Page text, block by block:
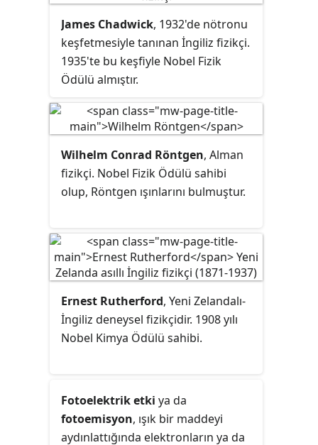
sıraladığında belli özelliklerin
tekrarlandığını fark etti. Özellikleri
tekrarlanan elementleri alt alta
yerleştirdi ve buna grup adını verdi.
James Chadwick, 1932'de nötronu
keşfetmesiyle tanınan İngiliz fizikçi.
1935'te bu keşfiyle Nobel Fizik
Ödülü almıştır.
Wilhelm Conrad Röntgen, Alman
fizikçi. Nobel Fizik Ödülü sahibi
olup, Röntgen ışınlarını bulmuştur.
Ernest Rutherford, Yeni Zelandalı-
İngiliz deneysel fizikçidir. 1908 yılı
Nobel Kimya Ödülü sahibi.
Fotoelektrik etki ya da
fotoemisyon, ışık bir maddeyi
aydınlattığında elektronların ya da